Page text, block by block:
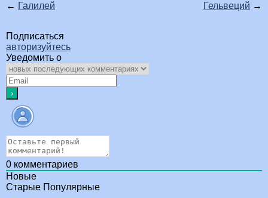
← Галилей Гельвеций →
Подписаться
авторизуйтесь
Уведомить о
0 комментариев
Новые
Старые Популярные